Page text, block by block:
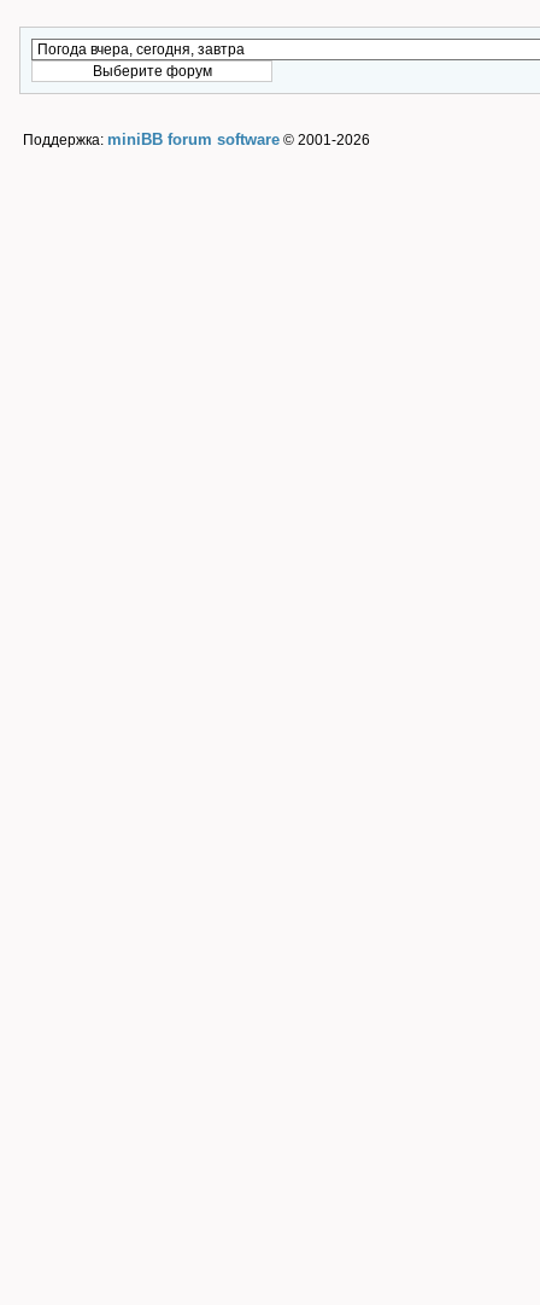
Поддержка: miniBB forum software © 2001-2026